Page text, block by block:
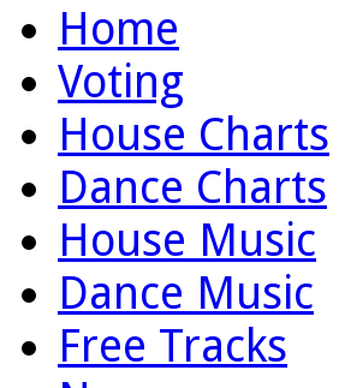
Home
Voting
House Charts
Dance Charts
House Music
Dance Music
Free Tracks